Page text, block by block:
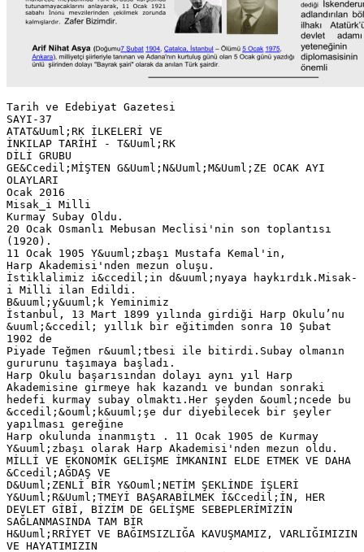
Tarih ve Edebiyat Gazetesi
SAYI-37
ATAT&Uuml;RK İLKELERİ VE
İNKILAP TARİHİ - T&Uuml;RK
DİLİ GRUBU
GE&Ccedil;MİŞTEN G&Uuml;N&Uuml;M&Uuml;ZE OCAK AYI
OLAYLARI
Ocak 2016
Misak_i Milli
Kurmay Subay Oldu.
20 Ocak Osmanlı Mebusan Meclisi'nin son toplantısı
(1920).
11 Ocak 1905 Y&uuml;zbaşı Mustafa Kemal'in,
Harp Akademisi'nden mezun oluşu.
İstiklalimiz i&ccedil;in d&uuml;nyaya haykırdık.Misak-
i Milli ilan Edildi.
B&uuml;y&uuml;k Yeminimiz
İstanbul, 13 Mart 1899 yılında girdiği Harp Okulu’nu
&uuml;&ccedil; yıllık bir eğitimden sonra 10 Şubat
1902 de
Piyade Teğmen r&uuml;tbesi ile bitirdi.Subay olmanın
gururunu taşımaya başladı.
Harp Okulu başarısından dolayı aynı yıl Harp
Akademisine girmeye hak kazandı ve bundan sonraki
hedefi kurmay subay olmaktı.Her şeyden &ouml;ncede bu
&ccedil;&ouml;k&uuml;şe dur diyebilecek bir şeyler
yapılması gereğine
Harp okulunda inanmıştı . 11 Ocak 1905 de Kurmay
Y&uuml;zbaşı olarak Harp Akademisi'nden mezun oldu.
MİLLİ VE EKONOMİK GELİŞME İMKANINI ELDE ETMEK VE DAHA
&Ccedil;AĞDAŞ VE
D&Uuml;ZENLİ BİR Y&Ouml;NETİM ŞEKLİNDE İŞLERİ
Y&Uuml;R&Uuml;TMEYİ BAŞARABİLMEK İ&Ccedil;İN, HER
DEVLET GİBİ, BİZİM DE GELİŞME SEBEPLERİMİZİN
SAĞLANMASINDA TAM BİR
H&Uuml;RRİYET VE BAĞIMSIZLIĞA KAVUŞMAMIZ, VARLIĞIMIZIN
VE HAYATIMIZIN